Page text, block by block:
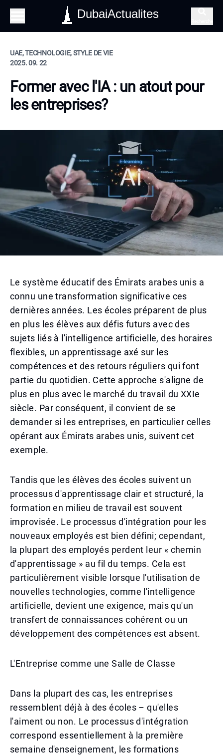
DubaiActualites
UAE, TECHNOLOGIE, STYLE DE VIE
2025. 09. 22
Former avec l'IA : un atout pour
les entreprises?
Le système éducatif des Émirats arabes unis a
connu une transformation significative ces
dernières années. Les écoles préparent de plus
en plus les élèves aux défis futurs avec des
sujets liés à l'intelligence artificielle, des horaires
flexibles, un apprentissage axé sur les
compétences et des retours réguliers qui font
partie du quotidien. Cette approche s'aligne de
plus en plus avec le marché du travail du XXIe
siècle. Par conséquent, il convient de se
demander si les entreprises, en particulier celles
opérant aux Émirats arabes unis, suivent cet
exemple.
Tandis que les élèves des écoles suivent un
processus d'apprentissage clair et structuré, la
formation en milieu de travail est souvent
improvisée. Le processus d'intégration pour les
nouveaux employés est bien défini; cependant,
la plupart des employés perdent leur « chemin
d'apprentissage » au fil du temps. Cela est
particulièrement visible lorsque l'utilisation de
nouvelles technologies, comme l'intelligence
artificielle, devient une exigence, mais qu'un
transfert de connaissances cohérent ou un
développement des compétences est absent.
L'Entreprise comme une Salle de Classe
Dans la plupart des cas, les entreprises
ressemblent déjà à des écoles – qu'elles
l'aiment ou non. Le processus d'intégration
correspond essentiellement à la première
semaine d'enseignement, les formations